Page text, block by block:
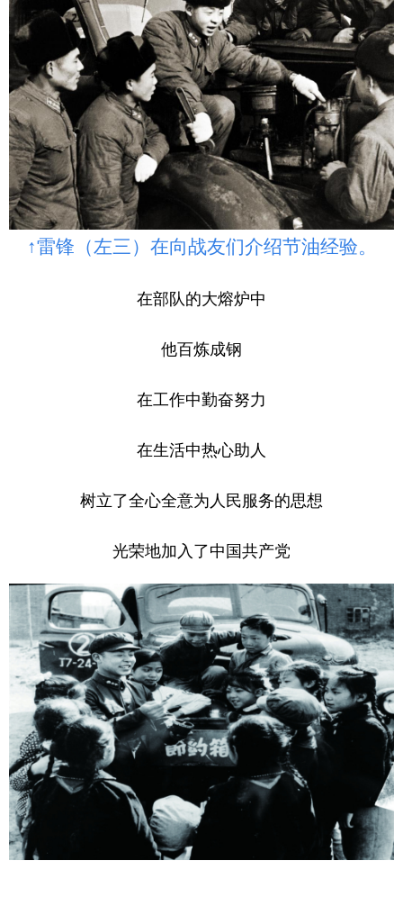
↑雷锋（左三）在向战友们介绍节油经验。
在部队的大熔炉中
他百炼成钢
在工作中勤奋努力
在生活中热心助人
树立了全心全意为人民服务的思想
光荣地加入了中国共产党